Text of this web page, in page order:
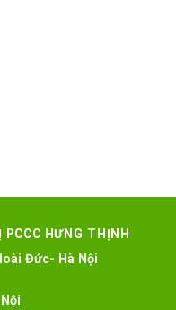
HƯNG THỊNH
Đức- Hà Nội